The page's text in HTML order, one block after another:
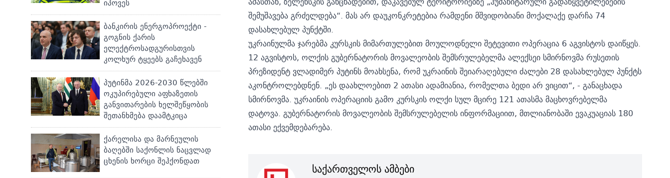
იპოვეს
ბანკირის ენერგოპროექტი -
გოგნის ქარის
ელექტროსადგურისთვის
კოლხურ ტყეებს გაჩეხავენ
პუტინმა 2026-2030 წლებში
ოკუპირებული აფხაზეთის
განვითარების ხელშეწყობის
შეთანხმება დაამტკიცა
ქარელისა და მარნეულის
ბაღებში საქონლის ნაცვლად
ცხენის ხორცი შეჰქონდათ
შემუშავება გრძელდება“. მას არ დაუკონკრეტებია რამდენი მშვიდობიანი მოქალაქე დარჩა 74
დასახლებულ პუნქტში.
უკრაინულმა ჯარებმა კურსკის მიმართულებით მოულოდნელი შეტევითი ოპერაცია 6 აგვისტოს დაიწყეს.
12 აგვისტოს, ოლქის გუბერნატორის მოვალეობის შემსრულებელმაალექსეი სმირნოვმარუსეთის
პრეზიდენტ ვლადიმერ პუტინს მოახსენა, რომ უკრაინის შეიარაღებული ძალები 28 დასახლებულ პუნქტს
აკონტროლებდნენ. „ეს დაახლოებით 2 ათასი ადამიანია, რომელთა ბედი არ ვიცით“, - განაცხადა
სმირნოვმა. უკრაინის ოპერაციის გამო კურსკის ოლქი სულ მცირე 121 ათასმა მაცხოვრებელმა
დატოვა. გუბერნატორის მოვალეობის შემსრულებელის ინფორმაციით, მთლიანობაში ევაკუაციას 180
ათასი ექვემდებარება.
საქართველოს ამბები